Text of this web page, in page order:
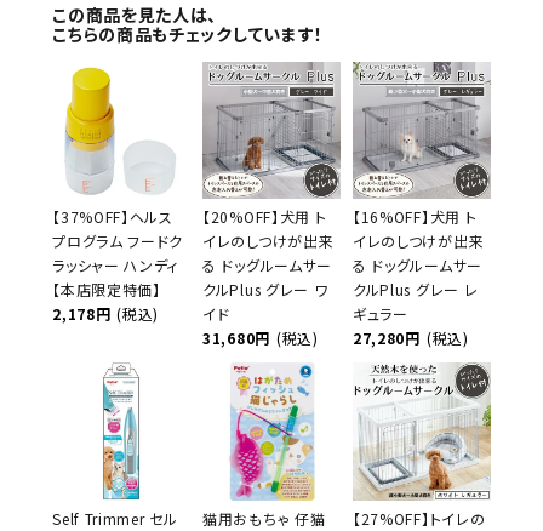
この商品を見た人は、
こちらの商品もチェックしています！
【37%OFF】ヘルス
プログラム フードク
ラッシャー ハンディ
【本店限定特価】
2,178円 (税込)
【20%OFF】犬用 ト
イレのしつけが出来
る ドッグルームサー
クルPlus グレー ワ
イド
31,680円 (税込)
【16%OFF】犬用 ト
イレのしつけが出来
る ドッグルームサー
クルPlus グレー レ
ギュラー
27,280円 (税込)
Self Trimmer セル
猫用おもちゃ 仔猫
【27%OFF】トイレの